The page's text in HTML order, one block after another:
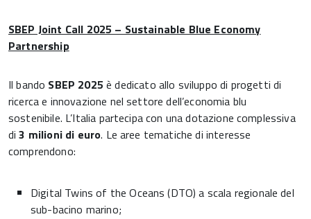
SBEP Joint Call 2025 – Sustainable Blue Economy
Partnership
Il bando SBEP 2025 è dedicato allo sviluppo di progetti di
ricerca e innovazione nel settore dell’economia blu
sostenibile. L’Italia partecipa con una dotazione complessiva
di3 milioni di euro. Le aree tematiche di interesse
comprendono:
Digital Twins of the Oceans (DTO) a scala regionale del
sub-bacino marino;